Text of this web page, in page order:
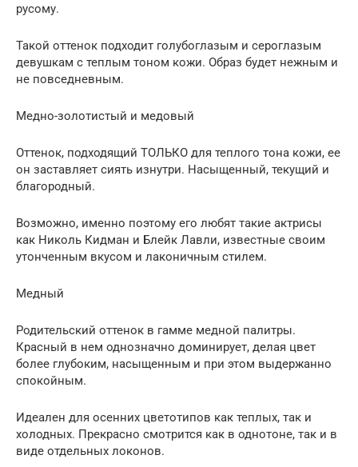
русому.
Такой оттенок подходит голубоглазым и сероглазым
девушкам с теплым тоном кожи. Образ будет нежным и
не повседневным.
Медно-золотистый и медовый
Оттенок, подходящий ТОЛЬКО для теплого тона кожи, ее
он заставляет сиять изнутри. Насыщенный, текущий и
благородный.
Возможно, именно поэтому его любят такие актрисы
как Николь Кидман и Блейк Лавли, известные своим
утонченным вкусом и лаконичным стилем.
Медный
Родительский оттенок в гамме медной палитры.
Красный в нем однозначно доминирует, делая цвет
более глубоким, насыщенным и при этом выдержанно
спокойным.
Идеален для осенних цветотипов как теплых, так и
холодных. Прекрасно смотрится как в однотоне, так и в
виде отдельных локонов.